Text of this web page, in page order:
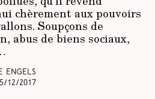
chèrement aux pouvoirs
Soupçons de
abus de biens sociaux,
Engels
12/2017